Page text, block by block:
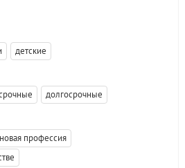
детские
долгосрочные
новая профессия